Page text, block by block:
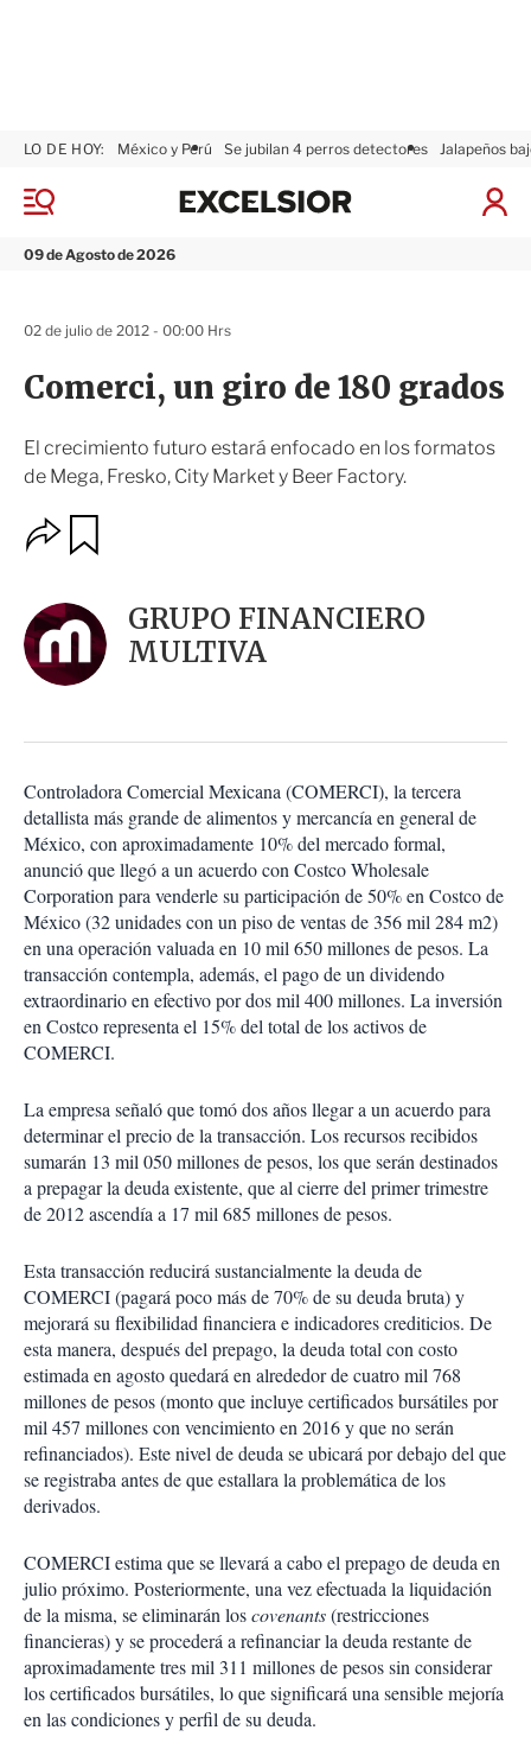
M
n
09 de Agosto de 2026
LO DE HOY: México y Perú Se jubilan 4 perros detectores Jalapeños
I
e
ó
x
Comerci, un giro de 180 grados
El crecimiento futuro estará enfocado en los formatos
de Mega, Fresko, City Market y Beer Factory.
02 de julio de 2012 - 00:00 Hrs
O
p
o
n
e
s
c
m
p
a
r
i
r
a
r
GRUPO FINANCIERO
MULTIVA
Controladora Comercial Mexicana (COMERCI), la tercera
detallista más grande de alimentos y mercancía en general de
México, con aproximadamente 10% del mercado formal,
anunció que llegó a un acuerdo con Costco Wholesale
Corporation para venderle su participación de 50% en Costco de
México (32 unidades con un piso de ventas de 356 mil 284 m2)
en una operación valuada en 10 mil 650 millones de pesos. La
transacción contempla, además, el pago de un dividendo
extraordinario en efectivo por dos mil 400 millones. La inversión
en Costco representa el 15% del total de los activos de
COMERCI.
La empresa señaló que tomó dos años llegar a un acuerdo para
determinar el precio de la transacción. Los recursos recibidos
sumarán 13 mil 050 millones de pesos, los que serán destinados
a prepagar la deuda existente, que al cierre del primer trimestre
de 2012 ascendía a 17 mil 685 millones de pesos.
Esta transacción reducirá sustancialmente la deuda de
COMERCI (pagará poco más de 70% de su deuda bruta) y
mejorará su flexibilidad financiera e indicadores crediticios. De
esta manera, después del prepago, la deuda total con costo
estimada en agosto quedará en alrededor de cuatro mil 768
millones de pesos (monto que incluye certificados bursátiles por
mil 457 millones con vencimiento en 2016 y que no serán
refinanciados). Este nivel de deuda se ubicará por debajo del que
se registraba antes de que estallara la problemática de los
derivados.
COMERCI estima que se llevará a cabo el prepago de deuda en
julio próximo. Posteriormente, una vez efectuada la liquidación
de la misma, se eliminarán loscovenants(restricciones
financieras) y se procederá a refinanciar la deuda restante de
aproximadamente tres mil 311 millones de pesos sin considerar
los certificados bursátiles, lo que significará una sensible mejoría
en las condiciones y perfil de su deuda.